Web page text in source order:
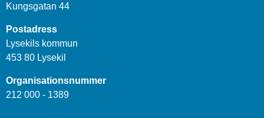
Kungsgatan 44
Postadress
Lysekils kommun
453 80 Lysekil
Organisationsnummer
212 000 - 1389